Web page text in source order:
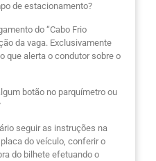
de estacionamento?
do “Cabo Frio
da vaga. Exclusivamente
que alerta o condutor sobre o
botão no parquímetro ou
seguir as instruções na
do veículo, conferir o
do bilhete efetuando o